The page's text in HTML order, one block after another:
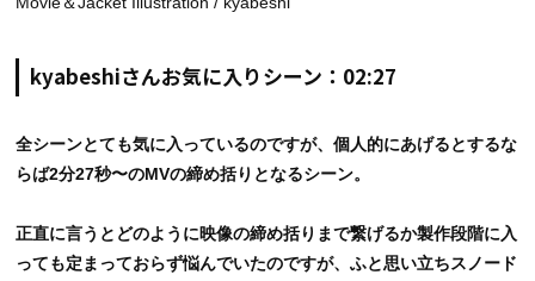
kyabeshiさんお気に入りシーン：02:27
全シーンとても気に入っているのですが、個人的にあげるとするな
らば2分27秒〜のMVの締め括りとなるシーン。
正直に言うとどのように映像の締め括りまで繋げるか製作段階に入
っても定まっておらず悩んでいたのですが、ふと思い立ちスノード